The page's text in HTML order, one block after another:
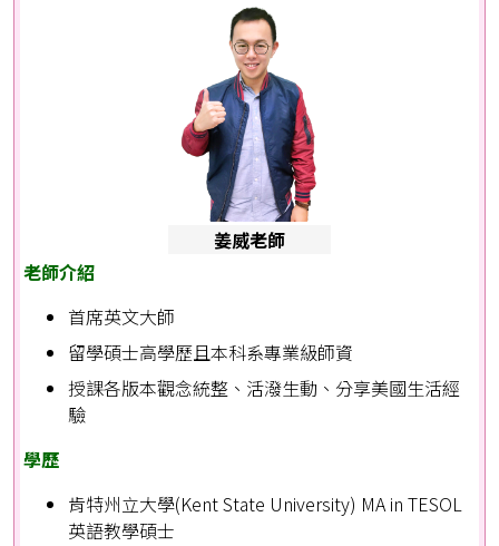
姜威老師
老師介紹
首席英文大師
留學碩士高學歷且本科系專業級師資
授課各版本觀念統整、活潑生動、分享美國生活經
驗
學歷
肯特州立大學(Kent State University) MA in TESOL
英語教學碩士